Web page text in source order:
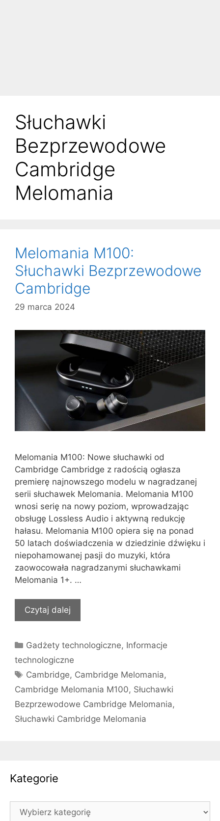
Słuchawki
Bezprzewodowe
Cambridge
Melomania
Melomania M100:
Słuchawki Bezprzewodowe
Cambridge
29 marca 2024
Melomania M100: Nowe słuchawki od
Cambridge Cambridge z radością ogłasza
premierę najnowszego modelu w nagradzanej
serii słuchawek Melomania. Melomania M100
wnosi serię na nowy poziom, wprowadzając
obsługę Lossless Audio i aktywną redukcję
hałasu. Melomania M100 opiera się na ponad
50 latach doświadczenia w dziedzinie dźwięku i
niepohamowanej pasji do muzyki, która
zaowocowała nagradzanymi słuchawkami
Melomania 1+. …
Czytaj dalej
Kategorie
Gadżety technologiczne, Informacje
technologiczne
Tagi
Cambridge, Cambridge Melomania,
Cambridge Melomania M100, Słuchawki
Bezprzewodowe Cambridge Melomania,
Słuchawki Cambridge Melomania
Kategorie
Kategorie